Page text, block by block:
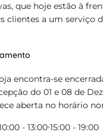
que hoje estão à
clientes a um serviço
encontra-se
do 01 e 08 de
aberta no horário
- 13:00 15:00 - 19:00